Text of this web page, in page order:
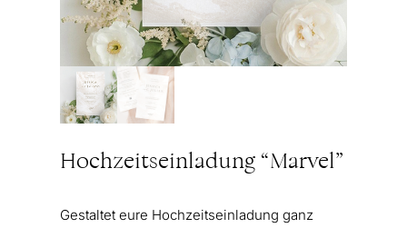
Hochzeitseinladung “Marvel”
Gestaltet eure Hochzeitseinladung ganz